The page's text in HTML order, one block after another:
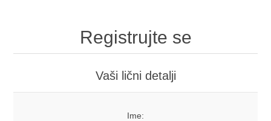
Registrujte se
Vaši lični detalji
Ime: